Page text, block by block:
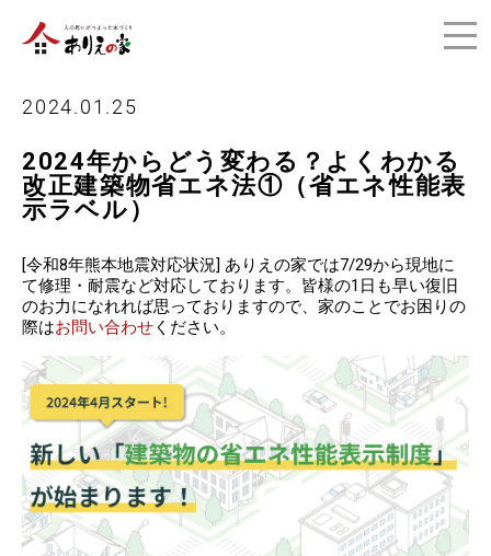
2024.01.25
2024年からどう変わる？よくわかる
改正建築物省エネ法①（省エネ性能表
示ラベル）
[令和8年熊本地震対応状況] ありえの家では7/29から現地に
て修理・耐震など対応しております。皆様の1日も早い復旧
のお力になれれば思っておりますので、家のことでお困りの
際はお問い合わせ ください。